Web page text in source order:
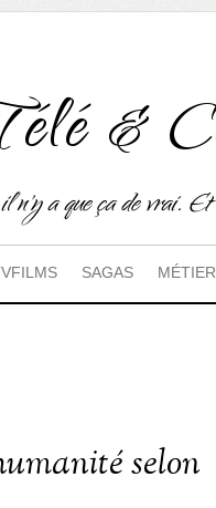
&
n'y a que ça de vrai.
SAGAS
selon